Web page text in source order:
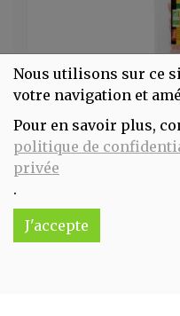
Nous utilisons sur ce
votre navigation et
Pour en savoir plus,
politique de
privée
.
J'accepte
Mortadelle
Réception souhaitée le